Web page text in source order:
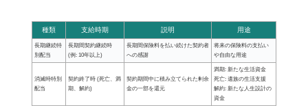
種類 支給時期 説明 用途
長期継続特
別配当
長期間契約継続時
(例: 10年以上)
長期間保険料を払い続けた契約者
への感謝
将来の保険料の支払い
や自由な用途
消滅時特別
配当
契約終了時 (死亡、満
期、解約)
契約期間中に積み立てられた剰余
金の一部を還元
満期: 新たな生活資金
死亡: 遺族の生活支援
解約: 新たな人生設計の
資金